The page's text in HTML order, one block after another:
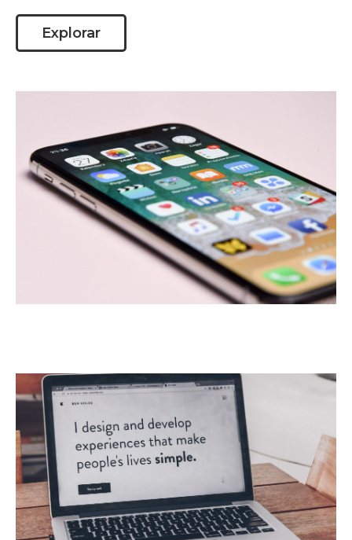
Explorar